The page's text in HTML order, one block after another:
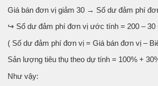
Giá bán đơn vị giảm 30 → Số dư đảm phí
↪ Số dư đảm phí đơn vị ước tính = 200 – 30
( Số dư đảm phí đơn vị = Giá bán đơn vị –
Sản lượng tiêu thụ theo dự tính = 100% +
Như vậy: